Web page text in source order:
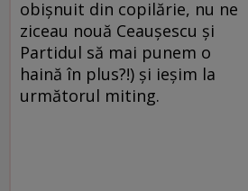
obișnuit din copilărie, nu ne
ziceau nouă Ceaușescu și
Partidul să mai punem o
haină în plus?!) și ieșim la
următorul miting.